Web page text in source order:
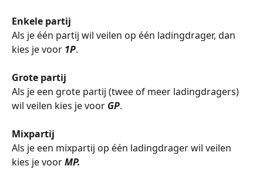
Enkele partij
​Als je één partij wil veilen op één ladingdrager, dan
kies je voor 1P.
Grote partij
Als je een grote partij (twee of meer ladingdragers)
wil veilen kies je voor GP.
Mixpartij
Als je een mixpartij op één ladingdrager wil veilen
kies je voor MP.